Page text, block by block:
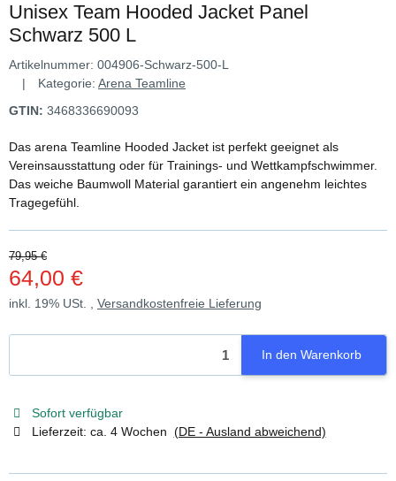
Unisex Team Hooded Jacket Panel
Schwarz 500 L
Artikelnummer: 004906-Schwarz-500-L
Kategorie: Arena Teamline
GTIN: 3468336690093
Das arena Teamline Hooded Jacket ist perfekt geeignet als
Vereinsausstattung oder für Trainings- und Wettkampfschwimmer.
Das weiche Baumwoll Material garantiert ein angenehm leichtes
Tragegefühl.
79,95 €
64,00 €
inkl. 19% USt. , Versandkostenfreie Lieferung
In den Warenkorb
Sofort verfügbar
Lieferzeit: ca. 4 Wochen (DE - Ausland abweichend)